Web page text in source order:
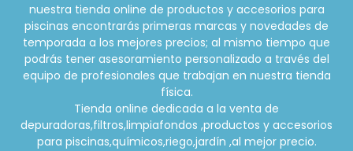
nuestra tienda online de productos y accesorios para
piscinas encontrarás primeras marcas y novedades de
temporada a los mejores precios; al mismo tiempo que
podrás tener asesoramiento personalizado a través del
equipo de profesionales que trabajan en nuestra tienda
física.
Tienda online dedicada a la venta de
depuradoras,filtros,limpiafondos ,productos y accesorios
para piscinas,químicos,riego,jardín ,al mejor precio.